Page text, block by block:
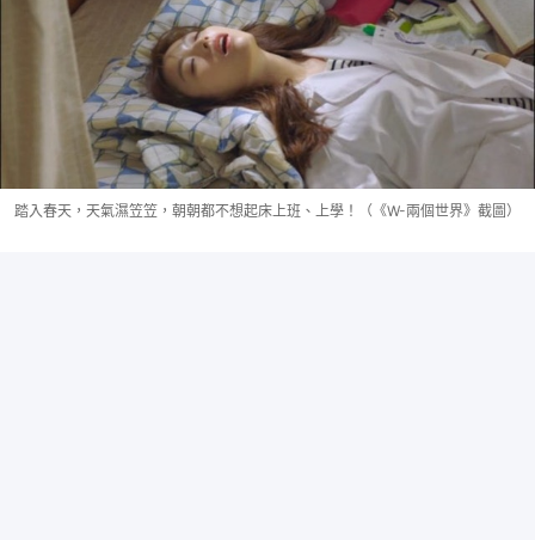
踏入春天，天氣濕笠笠，朝朝都不想起床上班、上學！（《W-兩個世界》截圖）